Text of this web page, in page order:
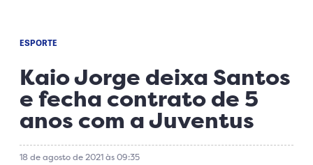
ESPORTE
Kaio Jorge deixa Santos
e fecha contrato de 5
anos com a Juventus
18 de agosto de 2021 às 09:35